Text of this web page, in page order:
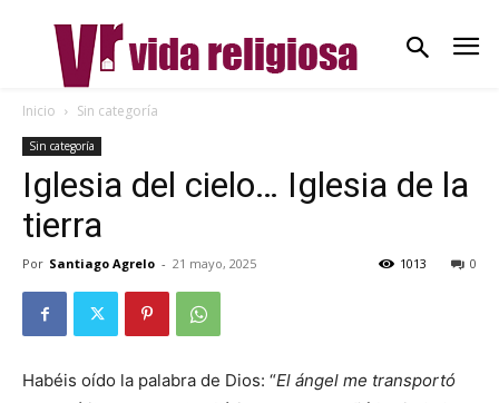
Inicio Sin categoría
Sin categoría
Iglesia del cielo… Iglesia de la
tierra
Por Santiago Agrelo - 21 mayo, 2025 0
1013
Habéis oído la palabra de Dios: “El ángel me transportó